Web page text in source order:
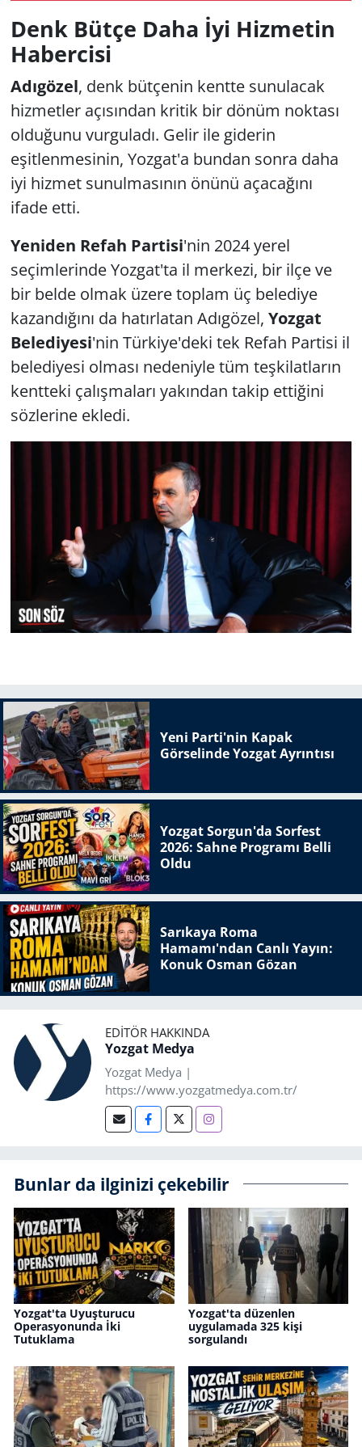
Denk Bütçe Daha İyi Hizmetin
Habercisi
Adıgözel, denk bütçenin kentte sunulacak
hizmetler açısından kritik bir dönüm noktası
olduğunu vurguladı. Gelir ile giderin
eşitlenmesinin, Yozgat'a bundan sonra daha
iyi hizmet sunulmasının önünü açacağını
ifade etti.
Yeniden Refah Partisi'nin 2024 yerel
seçimlerinde Yozgat'ta il merkezi, bir ilçe ve
bir belde olmak üzere toplam üç belediye
kazandığını da hatırlatan Adıgözel, Yozgat
Belediyesi'nin Türkiye'deki tek Refah Partisi il
belediyesi olması nedeniyle tüm teşkilatların
kentteki çalışmaları yakından takip ettiğini
sözlerine ekledi.
Yeni Parti'nin Kapak
Görselinde Yozgat Ayrıntısı
Yozgat Sorgun'da Sorfest
2026: Sahne Programı Belli
Oldu
Sarıkaya Roma
Hamamı'ndan Canlı Yayın:
Konuk Osman Gözan
EDITÖR HAKKINDA
Yozgat Medya
Yozgat Medya |
https://www.yozgatmedya.com.tr/
Bunlar da ilginizi çekebilir
Yozgat'ta Uyuşturucu
Operasyonunda İki
Tutuklama
Yozgat'ta düzenlen
uygulamada 325 kişi
sorgulandı